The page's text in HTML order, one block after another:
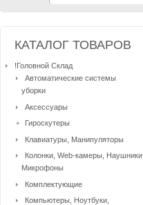
КАТАЛОГ ТОВАРОВ
!Головной Склад
Автоматические системы
уборки
Аксессуары
Гироскутеры
Клавиатуры, Манипуляторы
Колонки, Web-камеры, Наушники,
Микрофоны
Комплектующие
Компьютеры, Ноутбуки,